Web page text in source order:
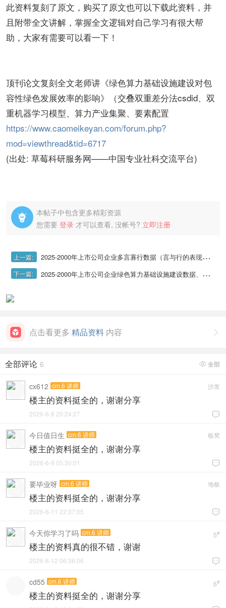
此资料复刻了原文，购买了原文也可以下载此资料，并
且附带全文讲解，掌握全文逻辑对自己学习有很大帮
助，大家有需要可以看一下！
顶刊论文复刻全文老师讲《绿色算力基础设施建设对包
容性绿色发展效率的影响》（交叠双重差分法csdid、双
重机器学习模型、算力产业集聚、要素配置
https://www.caomeikeyan.com/forum.php?
mod=viewthread&tid=6717
(出处: 草莓科研服务网——中国专业社科交流平台)

本帖子中包含更多精彩资源
您需要 登录 才可以查看, 没帐号? 立即注册
上一篇: 2025-2000年上市公司企业多言寡行数据（言与行的表现）、企业环境责任表现数据
下一篇: 2025-2000年上市公司企业绿色算力基础设施建设数据、上市公司国家绿色数据中心试点城市政策数据

点击看更多 精品资料 内容
 全部
全部评论 6
沙发
cx612 cm.6 讲师
楼主的资料挺全的，谢谢分享

2026-6-8 20:24:27
板凳
今日值日生 cm.6 讲师
楼主的资料挺全的，谢谢分享

2026-6-9 05:30:01
地板
要毕业呀 cm.6 讲师
楼主的资料挺全的，谢谢分享

2026-6-11 22:37:05
5#
今天你学习了吗 cm.6 讲师
楼主的资料真的很不错，谢谢

2026-6-12 06:36:06
6#
cd55 cm.6 讲师
楼主的资料挺全的，谢谢分享